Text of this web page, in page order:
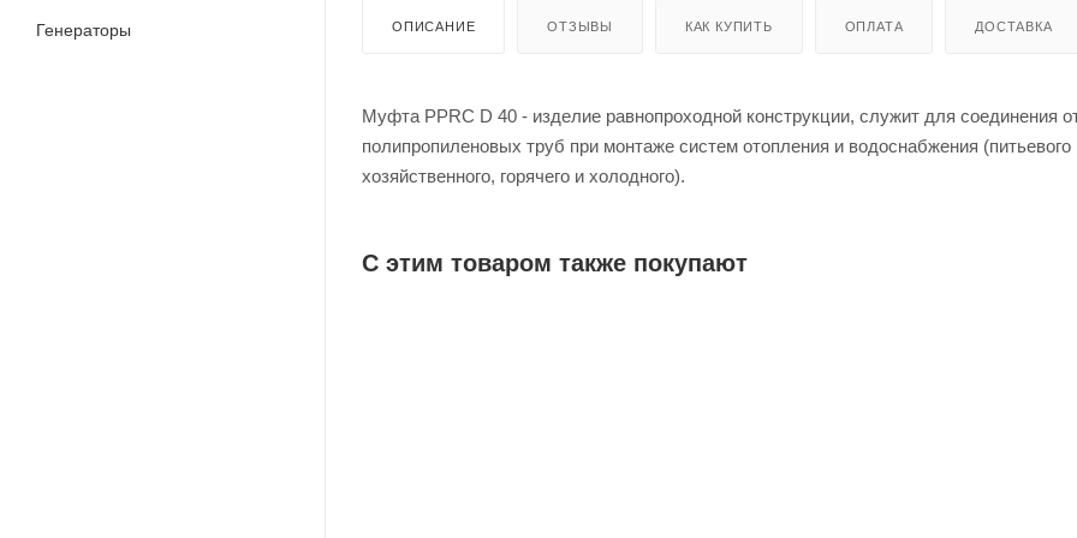
Генераторы ОПИСАНИЕ ОТЗЫВЫ КАК КУПИТЬ ОПЛАТА ДОСТАВКА
Муфта PPRC D 40 - изделие равнопроходной конструкции, служит для соединения
полипропиленовых труб при монтаже систем отопления и водоснабжения (питьевого
хозяйственного, горячего и холодного).
С этим товаром также покупают